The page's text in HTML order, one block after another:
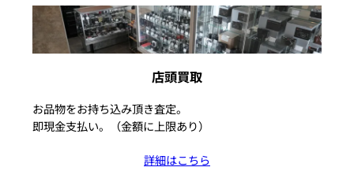
11674
APO-
ASPH.Black
900,000円
店頭買取
お品物をお持ち込み頂き査定。
即現金支払い。（金額に上限あり）
詳細はこちら